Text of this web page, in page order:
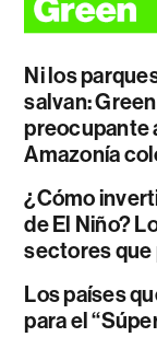
Ni los
salvan:
preocupante
Amazonía
¿Cómo
de El Niño?
sectores que
Los países
para el